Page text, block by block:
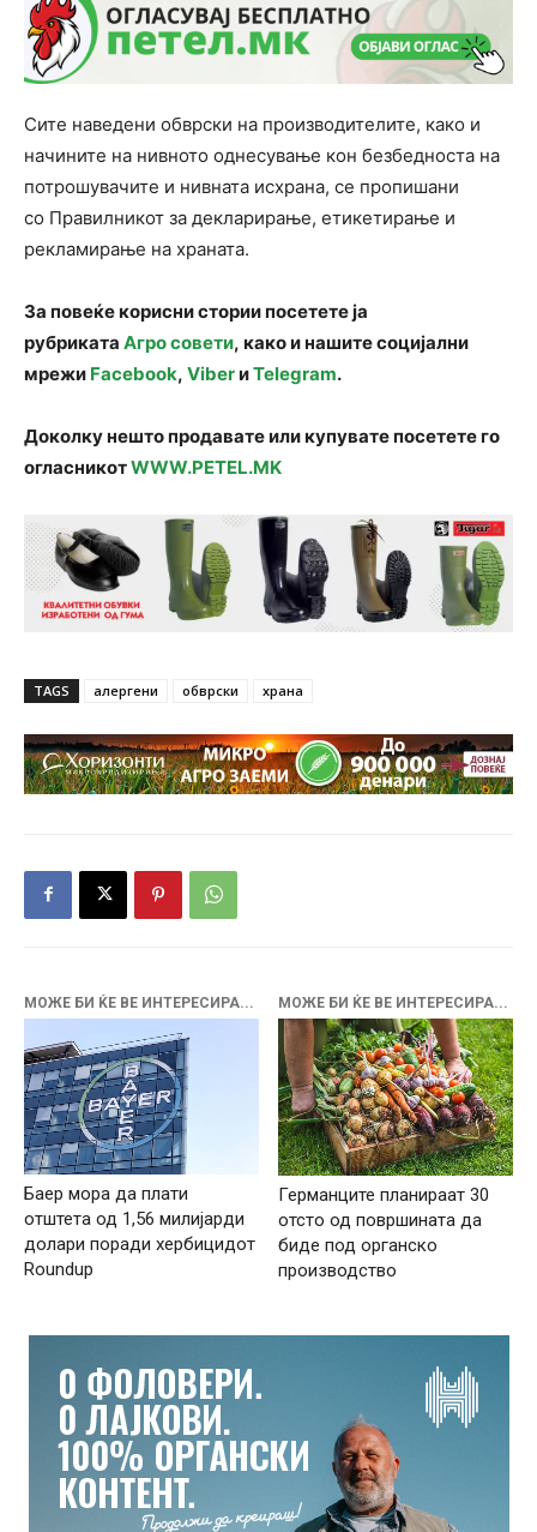
Сите наведени обврски на производителите, како и
начините на нивното однесување кон безбедноста на
потрошувачите и нивната исхрана, се пропишани
со Правилникот за декларирање, етикетирање и
рекламирање на храната.
За повеќе корисни стории посетете ја
рубриката Агро совети, како и нашите социјални
мрежи Facebook, ViberиTelegram.
Доколку нешто продавате или купувате посетете го
огласникотWWW.PETEL.MK
TAGS алергени обврски храна
МОЖЕ БИ ЌЕ ВЕ ИНТЕРЕСИРА...
Баер мора да плати
отштета од 1,56 милијарди
долари поради хербицидот
Roundup
МОЖЕ БИ ЌЕ ВЕ ИНТЕРЕСИРА...
Германците планираат 30
отсто од површината да
биде под органско
производство